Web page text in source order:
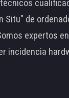
de
Somos